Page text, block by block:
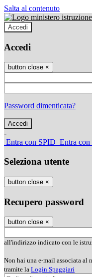
Salta al contenuto
Accedi
Accedi
button close ×
Password dimenticata?
-
Entra con SPID Entra con
Seleziona utente
button close ×
Recupero password
button close ×
all'indirizzo indicato con le
Non hai una e-mail associata al
tramite la Login Spaggiari